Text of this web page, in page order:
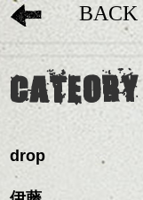
BACK
CATEORY
drop